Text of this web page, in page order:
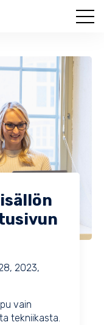
2023,
vain
tekniikasta.